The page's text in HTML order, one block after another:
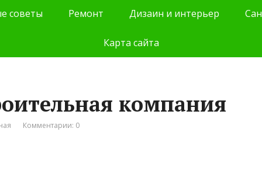
советы Ремонт Дизаин и интерьер
Карта сайта
компания
Комментарии: 0